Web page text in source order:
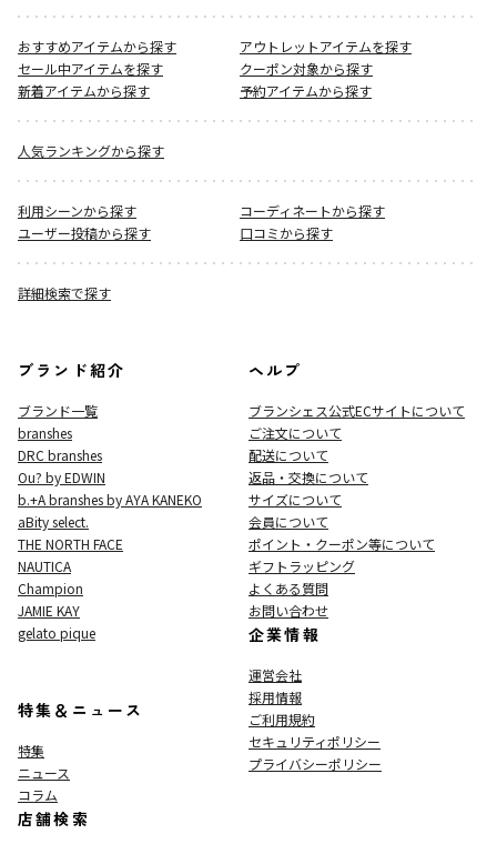
おすすめアイテムから探す
アウトレットアイテムを探す
セール中アイテムを探す
クーポン対象から探す
新着アイテムから探す
予約アイテムから探す
人気ランキングから探す
利用シーンから探す
コーディネートから探す
ユーザー投稿から探す
口コミから探す
詳細検索で探す
ブランド紹介
ブランド一覧
branshes
DRC branshes
Ou? by EDWIN
b.+A branshes by AYA KANEKO
aBity select.
THE NORTH FACE
NAUTICA
Champion
JAMIE KAY
gelato pique
特集＆ニュース
特集
ニュース
コラム
店舗検索
ヘルプ
ブランシェス公式ECサイトについて
ご注文について
配送について
返品・交換について
サイズについて
会員について
ポイント・クーポン等について
ギフトラッピング
よくある質問
お問い合わせ
企業情報
運営会社
採用情報
ご利用規約
セキュリティポリシー
プライバシーポリシー